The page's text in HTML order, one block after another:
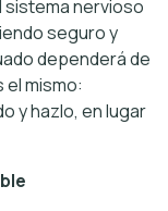
sistema nervioso
seguro y
dependerá de
mismo:
y hazlo, en lugar